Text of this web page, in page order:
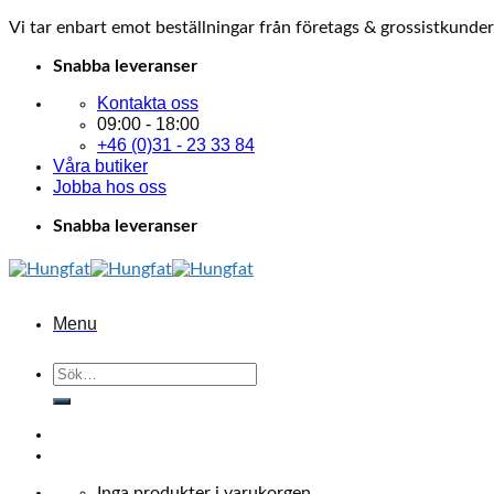
Vi tar enbart emot beställningar från företags &
Skip
content
Snabba leveranser
Kontakta oss
09:00 - 18:00
+46 (0)31 - 23 33 84
Våra butiker
Jobba hos oss
Snabba leveranser
Menu
Sök